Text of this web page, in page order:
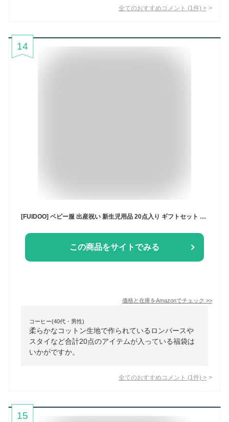
全てのおすすめコメント (1 件) >
14
[FUIDOO] ベビー服 出産祝い 新生児用品 20点入り ギフトセット ロンパース 赤ちゃん プレゼント 贈り物 女の子 男の子 四季 綿100% かわいい 0~1歳 4色 ギフトボックス付き (59, ブルー)
この商品をサイトでみる
価格と在庫をAmazonでチェック >>
コーヒー(40代・男性)
柔らかなコットン生地で作られているロンパースや
スタイなど合計20点のアイテムが入っている福袋は
いかがですか。
全てのおすすめコメント (1 件) >
15